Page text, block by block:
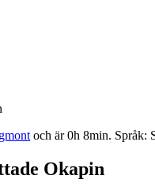
och är 0h 8min. Språk:
Okapin